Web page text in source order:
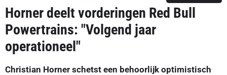
Horner deelt vorderingen Red Bull
Powertrains: "Volgend jaar
operationeel"
Christian Horner schetst een behoorlijk optimistisch